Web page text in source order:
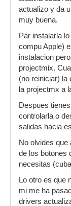
actualizo y da
muy buena.
Par instalarla
compu Apple)
instalacion
projectmix.
(no reiniciar) la
la projectmx a
Despues
controlarla o
salidas hacia
No olvides que
de los botones
necesitas
Lo otro es que
mi me ha
drivers